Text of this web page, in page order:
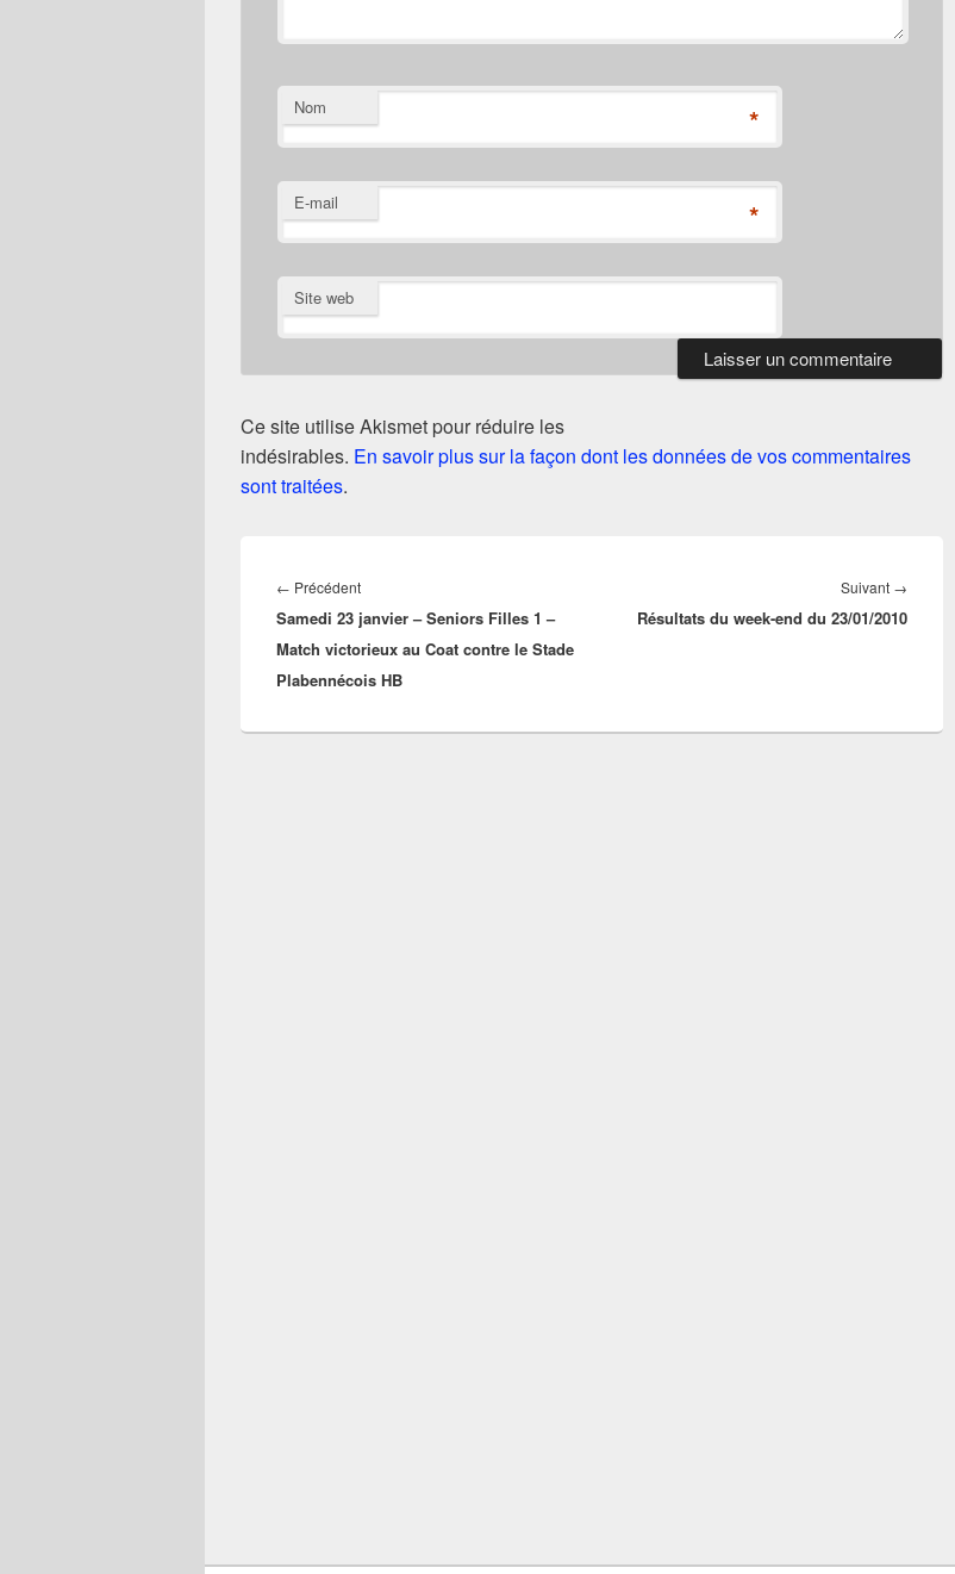
Nom *
E-mail *
Site web
Ce site utilise Akismet pour réduire les
indésirables. En savoir plus sur la façon dont les données de vos commentaires
sont traitées.
de
l’article
← PrécédentArticle
précédent :
Samedi 23 janvier – Seniors Filles 1 –
Match victorieux au Coat contre le Stade
Plabennécois HB
Suivant →
suivant :
Résultats du week-end du 23/01/2010